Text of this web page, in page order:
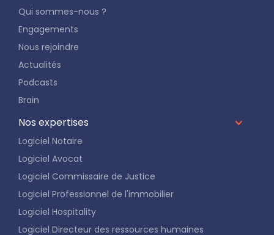
Qui sommes-nous ?
Engagements
Nous rejoindre
Actualités
Podcasts
Brain
Nos expertises
Logiciel Notaire
Logiciel Avocat
Logiciel Commissaire de Justice
Logiciel Professionnel de l'immobilier
Logiciel Hospitality
Logiciel Directeur des ressources humaines